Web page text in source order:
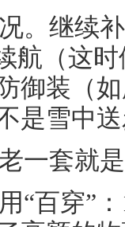
。继续
航（这
御装（
是雪中
一套就
“百穿”